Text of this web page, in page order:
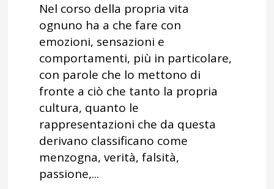
Nel corso della propria vita
ognuno ha a che fare con
emozioni, sensazioni e
comportamenti, più in particolare,
con parole che lo mettono di
fronte a ciò che tanto la propria
cultura, quanto le
rappresentazioni che da questa
derivano classificano come
menzogna, verità, falsità,
passione,...